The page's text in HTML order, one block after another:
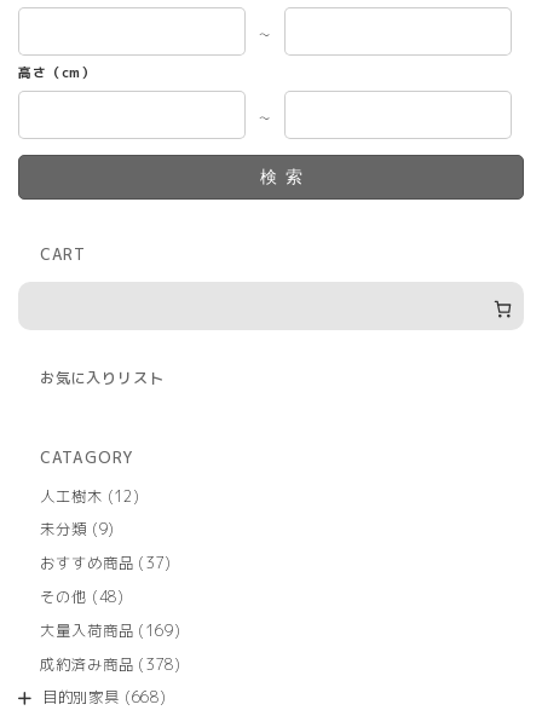
～
高さ（cm）
～
検索
CART
お気に入りリスト
CATAGORY
人工樹木
1212
商
未分類 99
の
商
おすすめ商品 3737
商
その他 4848
の
商
大量入荷商品 169169
の
成約済み商品 378378
目的別家具 668668